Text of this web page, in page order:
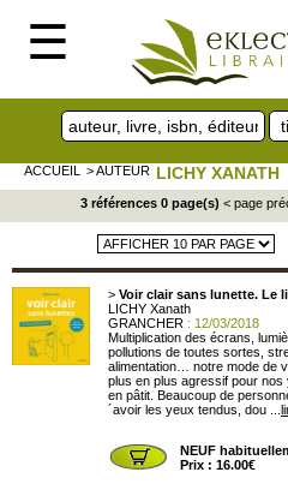
☰
ACCUEIL > AUTEUR LICHY XANATH
3 références 0 page(s) < page
> Voir clair sans lunette. Le
LICHY Xanath
GRANCHER : 12/03/2018
Multiplication des écrans,
pollutions de toutes sortes,
alimentation… notre mode de
plus en plus agressif pour
en pâtit. Beaucoup de
´avoir les yeux tendus, dou ...
NEUF
Prix : 16.00€